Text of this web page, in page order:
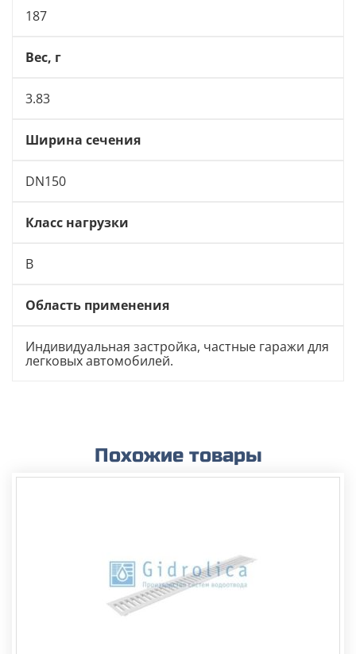
187
Вес, г
3.83
Ширина сечения
DN150
Класс нагрузки
В
Область применения
Индивидуальная застройка, частные гаражи для
легковых автомобилей.
Похожие товары